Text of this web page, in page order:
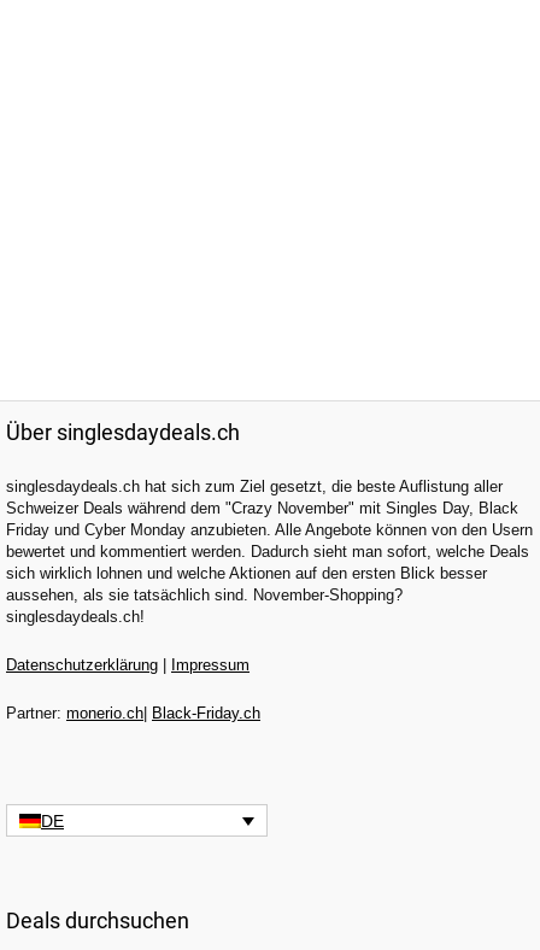
Über singlesdaydeals.ch
singlesdaydeals.ch hat sich zum Ziel gesetzt, die beste Auflistung aller
Schweizer Deals während dem "Crazy November" mit Singles Day, Black
Friday und Cyber Monday anzubieten. Alle Angebote können von den Usern
bewertet und kommentiert werden. Dadurch sieht man sofort, welche Deals
sich wirklich lohnen und welche Aktionen auf den ersten Blick besser
aussehen, als sie tatsächlich sind. November-Shopping?
singlesdaydeals.ch!
Datenschutzerklärung Impressum
Partner: monerio.ch Black-Friday.ch
DE
Deals durchsuchen